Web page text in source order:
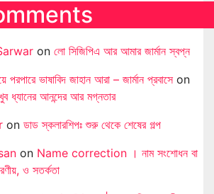
on লো সিজিপিএ আর আমার জার্মান স্বপ্ন
পরপারে ভাষাবিদ জাহান আরা – জার্মান প্রবাসেon
ধ্যানের আনন্দের আর মগ্নতার
on ডাড স্কলারশিপঃ শুরু থেকে শেষের গল্প
on Name correction । নাম সংশোধন বা
ও সতর্কতা